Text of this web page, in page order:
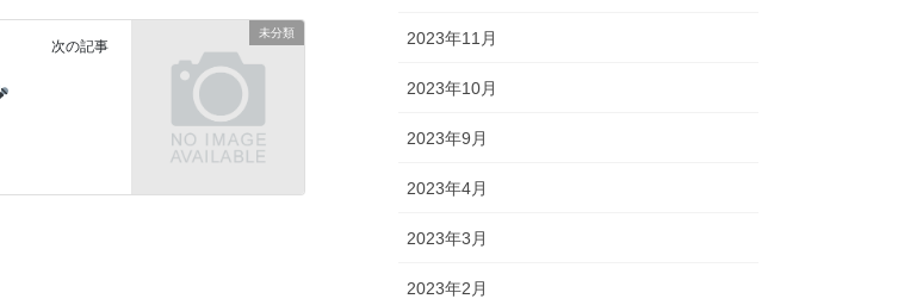
未分類
次の記事 2023年11月
2023年10月
2023年9月
2023年4月
2023年3月
2023年2月